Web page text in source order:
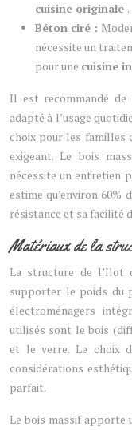
cuisine originale .
Béton ciré :
nécessite un
pour une cuisine
Il est recommandé
adapté à l’usage
choix pour les familles
exigeant. Le bois
nécessite un entretien
estime qu’environ
résistance et sa facilité
Matériaux de la
La structure de l’îlot
supporter le poids du
électroménagers
utilisés sont le bois
et le verre. Le choix
considérations
parfait.
Le bois massif apporte